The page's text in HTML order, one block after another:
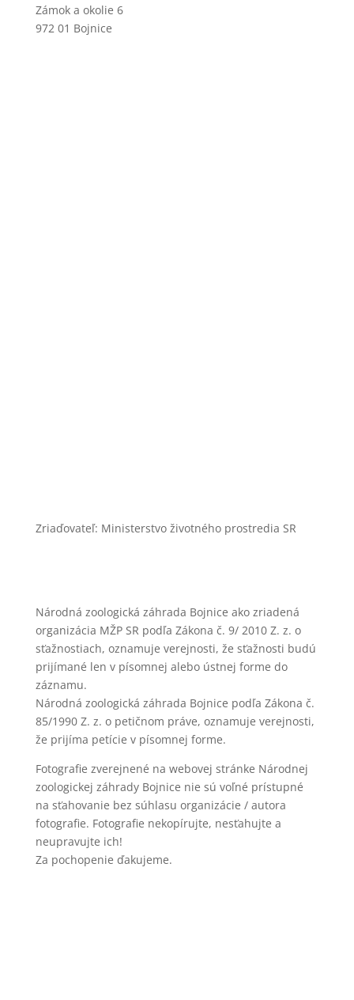
Zámok a okolie 6
972 01 Bojnice
Zriaďovateľ: Ministerstvo životného prostredia SR
Národná zoologická záhrada Bojnice ako zriadená
organizácia MŽP SR podľa Zákona č. 9/ 2010 Z. z. o
sťažnostiach, oznamuje verejnosti, že sťažnosti budú
prijímané len v písomnej alebo ústnej forme do
záznamu.
Národná zoologická záhrada Bojnice podľa Zákona č.
85/1990 Z. z. o petičnom práve, oznamuje verejnosti,
že prijíma petície v písomnej forme.
Fotografie zverejnené na webovej stránke Národnej
zoologickej záhrady Bojnice nie sú voľné prístupné
na sťahovanie bez súhlasu organizácie / autora
fotografie. Fotografie nekopírujte, nesťahujte a
neupravujte ich!
Za pochopenie ďakujeme.